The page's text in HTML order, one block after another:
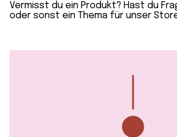
Vermisst du ein Produkt? Hast du
oder sonst ein Thema für unser